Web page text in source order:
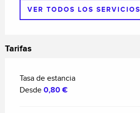
VER TODOS LOS SERVICIOS
Tarifas
Tasa de estancia
Desde 0,80 €